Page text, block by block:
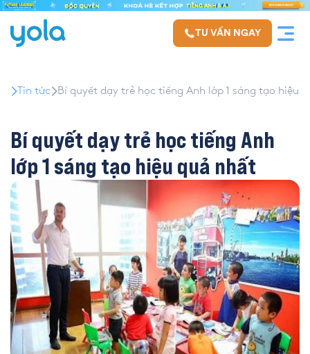
TƯ VẤN NGAY
Tin tức Bí quyết dạy trẻ học tiếng Anh lớp 1 sáng tạo hiệu
Bí quyết dạy trẻ học tiếng Anh
lớp 1 sáng tạo hiệu quả nhất